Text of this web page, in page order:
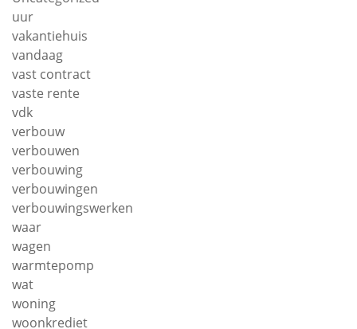
uur
vakantiehuis
vandaag
vast contract
vaste rente
vdk
verbouw
verbouwen
verbouwing
verbouwingen
verbouwingswerken
waar
wagen
warmtepomp
wat
woning
woonkrediet